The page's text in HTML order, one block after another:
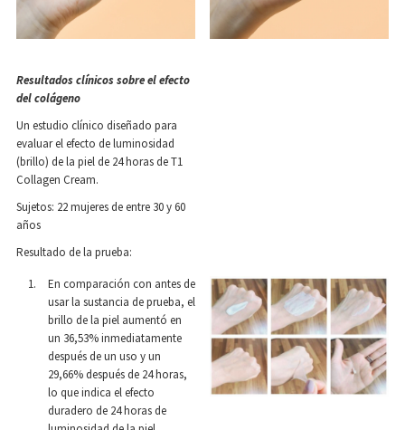
Resultados clínicos sobre el efecto
del colágeno
Un estudio clínico diseñado para
evaluar el efecto de luminosidad
(brillo) de la piel de 24 horas de T1
Collagen Cream.
Sujetos: 22 mujeres de entre 30 y 60
años
Resultado de la prueba:
En comparación con antes de
usar la sustancia de prueba, el
brillo de la piel aumentó en
un 36,53% inmediatamente
después de un uso y un
29,66% después de 24 horas,
lo que indica el efecto
duradero de 24 horas de